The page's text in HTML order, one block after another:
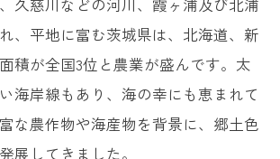
、平地に富む茨城県は、北海道、新
積が全国3位と農業が盛んです。太
海岸線もあり、海の幸にも恵まれて
な農作物や海産物を背景に、郷土色
展してきました。